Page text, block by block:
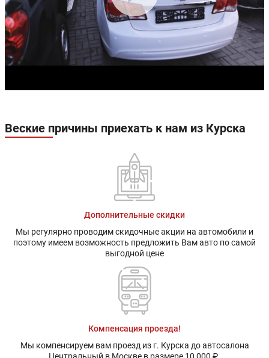
Веские причины приехать к нам из Курска
Дополнительные скидки
Мы регулярно проводим скидочные акции на автомобили и
поэтому имеем возможность предложить Вам авто по самой
выгодной цене
Компенсация проезда!
Мы компенсируем вам проезд из г. Курска до автосалона